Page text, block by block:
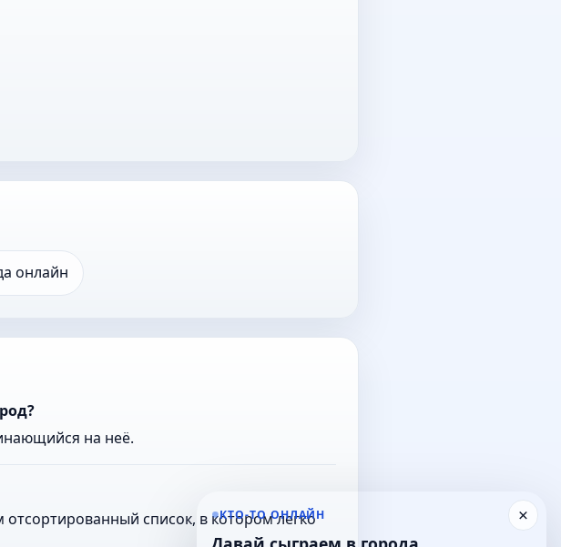
онлайн
на неё.
список, в котором легко
×
КТО-ТО ОНЛАЙН